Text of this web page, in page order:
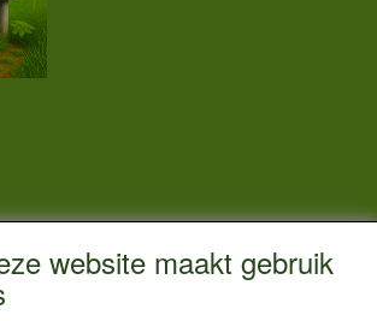
website maakt gebruik